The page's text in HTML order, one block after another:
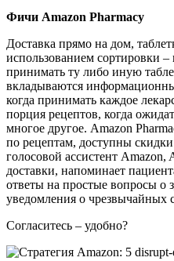
Фичи Amazon Pharmacy
Доставка прямо на дом,
использованием сортировки –
принимать ту либо иную
вкладываются
когда принимать каждое
порция рецептов, когда
многое другое. Amazon
по рецептам, доступны
голосовой ассистент Amazon,
доставки, напоминает
ответы на простые вопросы о
уведомления о чрезвычайных
Согласитесь – удобно?